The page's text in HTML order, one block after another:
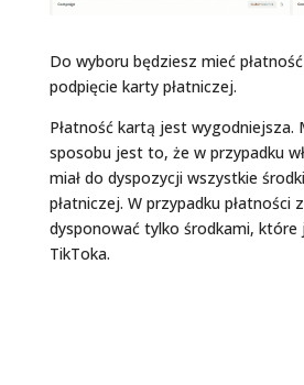
Do wyboru będziesz mieć
podpięcie karty płatniczej.
Płatność kartą jest wygodniejsza.
sposobu jest to, że w przypadku
miał do dyspozycji wszystkie
płatniczej. W przypadku płatności
dysponować tylko środkami, które
TikToka.